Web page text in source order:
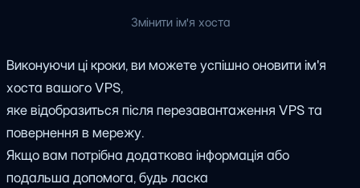
Змінити ім'я хоста
Виконуючи ці кроки, ви можете успішно оновити ім'я
хоста вашого VPS,
яке відобразиться після перезавантаження VPS та
повернення в мережу.
Якщо вам потрібна додаткова інформація або
подальша допомога, будь ласка